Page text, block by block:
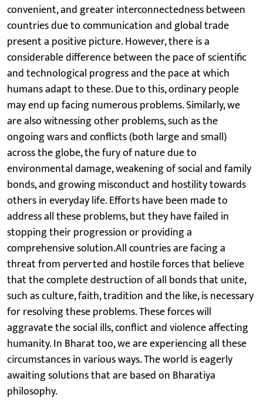
convenient, and greater interconnectedness between
countries due to communication and global trade
present a positive picture. However, there is a
considerable difference between the pace of scientific
and technological progress and the pace at which
humans adapt to these. Due to this, ordinary people
may end up facing numerous problems. Similarly, we
are also witnessing other problems, such as the
ongoing wars and conflicts (both large and small)
across the globe, the fury of nature due to
environmental damage, weakening of social and family
bonds, and growing misconduct and hostility towards
others in everyday life. Efforts have been made to
address all these problems, but they have failed in
stopping their progression or providing a
comprehensive solution.All countries are facing a
threat from perverted and hostile forces that believe
that the complete destruction of all bonds that unite,
such as culture, faith, tradition and the like, is necessary
for resolving these problems. These forces will
aggravate the social ills, conflict and violence affecting
humanity. In Bharat too, we are experiencing all these
circumstances in various ways. The world is eagerly
awaiting solutions that are based on Bharatiya
philosophy.